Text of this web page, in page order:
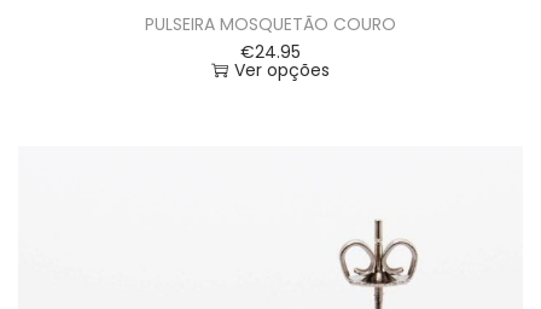
PULSEIRA MOSQUETÃO COURO
€24.95
Ver opções